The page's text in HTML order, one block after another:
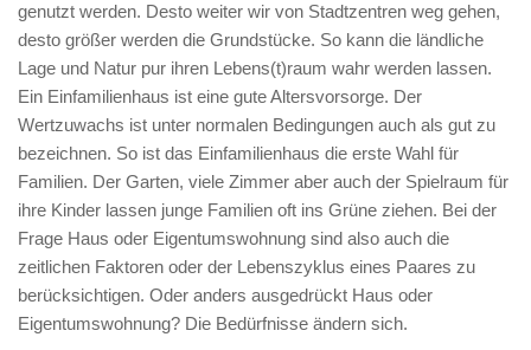
genutzt werden. Desto weiter wir von Stadtzentren weg gehen,
desto größer werden die Grundstücke. So kann die ländliche
Lage und Natur pur ihren Lebens(t)raum wahr werden lassen.
Ein Einfamilienhaus ist eine gute Altersvorsorge. Der
Wertzuwachs ist unter normalen Bedingungen auch als gut zu
bezeichnen. So ist das Einfamilienhaus die erste Wahl für
Familien. Der Garten, viele Zimmer aber auch der Spielraum für
ihre Kinder lassen junge Familien oft ins Grüne ziehen. Bei der
Frage Haus oder Eigentumswohnung sind also auch die
zeitlichen Faktoren oder der Lebenszyklus eines Paares zu
berücksichtigen. Oder anders ausgedrückt Haus oder
Eigentumswohnung? Die Bedürfnisse ändern sich.